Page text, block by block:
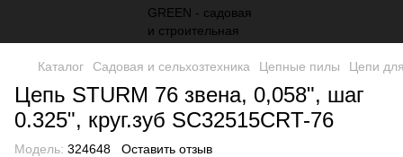
Каталог Садовая и сельхозтехника Цепные пилы Цепи
Цепь STURM 76 звена, 0,058", шаг
0.325", круг.зуб SC32515CRT-76
Модель: 324648 Оставить отзыв